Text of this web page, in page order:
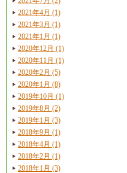
2021年4月 (1)
2021年3月 (1)
2021年1月 (1)
2020年12月 (1)
2020年11月 (1)
2020年2月 (5)
2020年1月 (8)
2019年10月 (1)
2019年8月 (2)
2019年1月 (3)
2018年9月 (1)
2018年4月 (1)
2018年2月 (1)
2018年1月 (3)